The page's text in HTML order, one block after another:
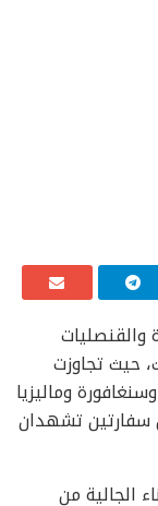
والقنصليات
حيث تجاوزت
وماليزيا
سفارتين تشهدان
الجالية من